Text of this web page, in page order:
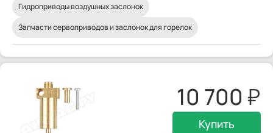
Гидроприводы воздушных заслонок
Запчасти сервоприводов и заслонок для горелок
10 700
Купить